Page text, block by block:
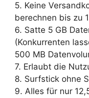
5. Keine
berechnen bis zu
6. Satte 5 GB
(Konkurrenten
500 MB
7. Erlaubt die
8. Surfstick ohne
9. Alles für nur